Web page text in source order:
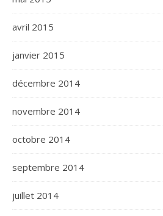
avril 2015
janvier 2015
décembre 2014
novembre 2014
octobre 2014
septembre 2014
juillet 2014